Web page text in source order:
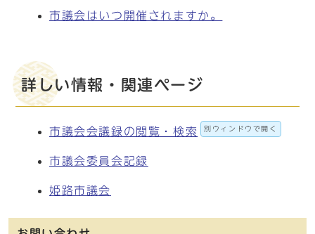
市議会はいつ開催されますか。
詳しい情報・関連ページ
市議会会議録の閲覧・検索 別ウィンドウで開く
市議会委員会記録
姫路市議会